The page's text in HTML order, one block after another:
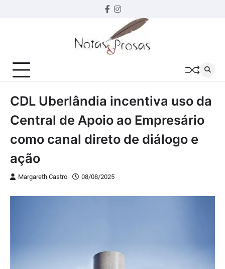
Facebook
instagram
CDL Uberlândia incentiva uso da
Central de Apoio ao Empresário
como canal direto de diálogo e
ação
Margareth Castro 08/08/2025